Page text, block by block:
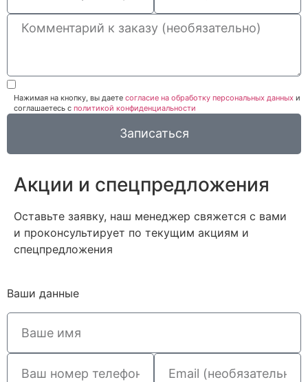
Нажимая на кнопку, вы даете согласие на обработку персональных данных и
соглашаетесь c политикой конфиденциальности
Записаться
Акции и спецпредложения
Оставьте заявку, наш менеджер свяжется с вами
и проконсультирует по текущим акциям и
спецпредложения
Ваши данные